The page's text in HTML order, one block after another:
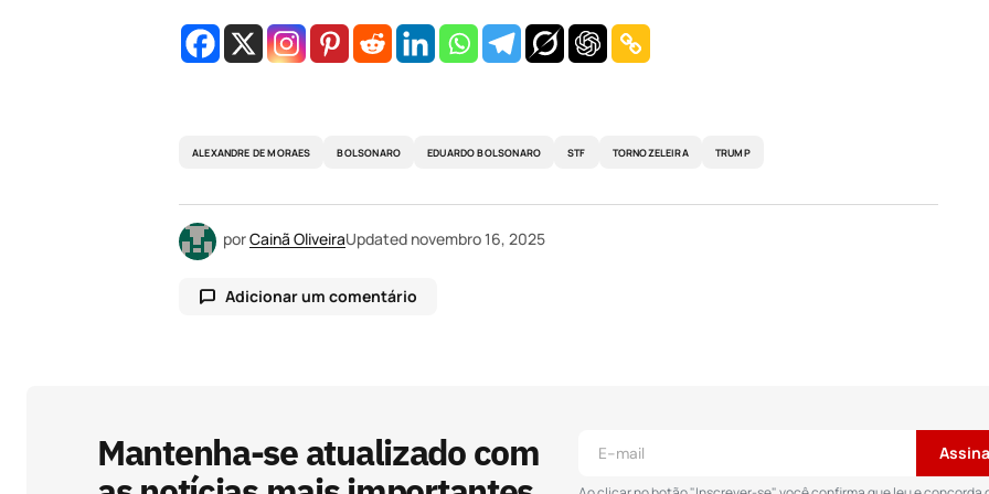
ALEXANDRE DE MORAES BOLSONARO EDUARDO BOLSONARO STF TORNOZELEIRA TRUMP
porCainã OliveiraUpdated novembro 16, 2025
Adicionar um comentário
Comentário*
Mantenha-se atualizado com